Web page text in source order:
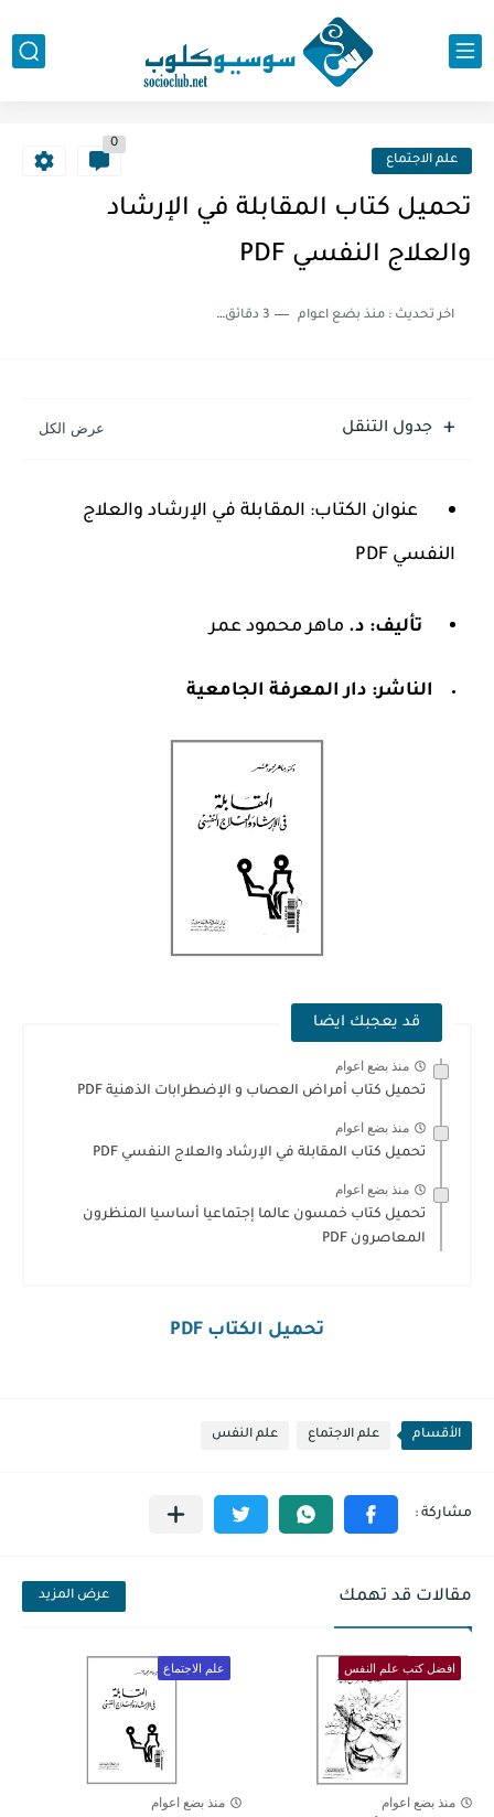
علم الاجتماع
0
تحميل كتاب المقابلة في الإرشاد
والعلاج النفسي PDF
اخر تحديث :منذ بضع اعوام 3 دقائق للقراءة
جدول التنقل
عنوان الكتاب: المقابلة في الإرشاد والعلاج
النفسي
تأليف: د. ماهر محمود عمر
الناشر: دار المعرفة الجامعية
قد يعجبك ايضا
منذ بضع اعوام
تحميل كتاب أمراض العصاب و الإضطرابات الذهنية PDF
منذ بضع اعوام
تحميل كتاب المقابلة في الإرشاد والعلاج النفسي PDF
منذ بضع اعوام
تحميل كتاب خمسون عالما إجتماعيا أساسيا المنظرون
المعاصرون PDF
تحميل الكتاب PDF
الأقسام علم الاجتماع علم النفس
مقالات قد تهمك عرض المزيد
افضل كتب علم النفس
منذ بضع اعوام
علم الاجتماع
منذ بضع اعوام